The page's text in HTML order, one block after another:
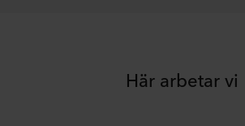
Här arbetar vi